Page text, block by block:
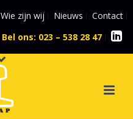
Wie zijn wij Nieuws
Contact
Bel ons: 023 – 538 28 47